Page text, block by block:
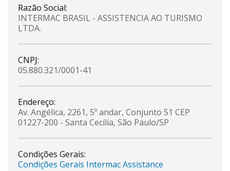
Razão Social:
INTERMAC BRASIL - ASSISTENCIA AO TURISMO
LTDA.
CNPJ:
05.880.321/0001-41
Endereço:
Av. Angélica, 2261, 5º andar, Conjunto 51 CEP
01227-200 - Santa Cecília, São Paulo/SP
Condições Gerais:
Condições Gerais Intermac Assistance